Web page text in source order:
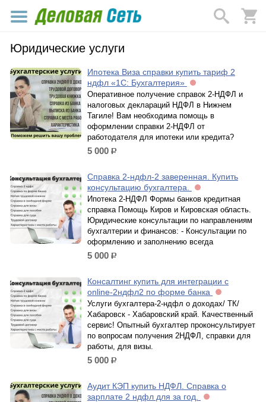
Юридические услуги
Ипотека Виза справки купить тариф 2
ндфл «1С: Бухгалтерия»
Оперативное получение справок 2-НДФЛ и
налоговых деклараций НДФЛ в Нижнем
Тагиле! Вам необходима помощь в
оформлении справки 2-НДФЛ от
работодателя для ипотеки или кредита?
5 000 р.
Справка 2-ндфл-2 заверенная. Купить
консультацию бухгалтера.
Ипотека 2-НДФЛ Формы банков кредитная
справка Помощь Киров и Кировская область.
Юридические консультации по направлениям
бухгалтерии и финансов: - Консультации по
оформлению и заполнению всегда
5 000 р.
Консалтинг купить для интеграции с
online-2ндфл2 по форме банка
Услуги бухгалтера-2-ндфл о доходах/ ТК/
Хабаровск - Хабаровский край. Качественный
сервис! Опытный бухгалтер проконсультирует
по вопросам получения 2НДФЛ, справки для
работы, для визы.
5 000 р.
Аудит КЭП купить НДФЛ. Справка о
зарплате 2 ндфл для за год.